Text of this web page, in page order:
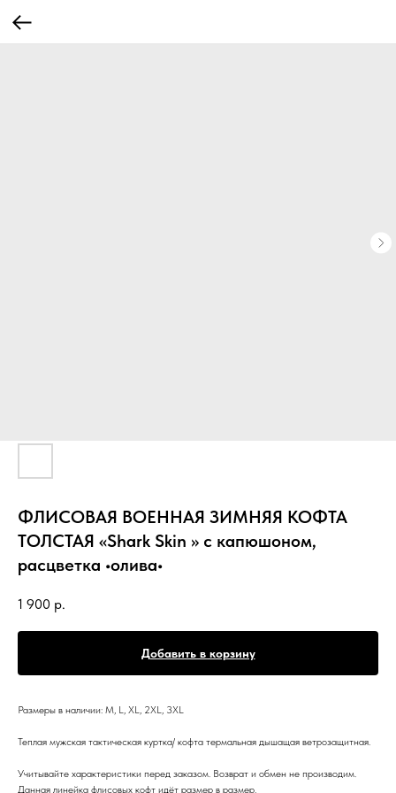
ФЛИСОВАЯ ВОЕННАЯ ЗИМНЯЯ КОФТА
ТОЛСТАЯ «Shark Skin » с капюшоном,
расцветка •олива•
1 900 р.
Добавить в корзину
Размеры в наличии: M, L, XL, 2XL, 3XL
Теплая мужская тактическая куртка/ кофта термальная дышащая ветрозащитная.
Учитывайте характеристики перед заказом. Возврат и обмен не производим.
Данная линейка флисовых кофт идёт размер в размер.